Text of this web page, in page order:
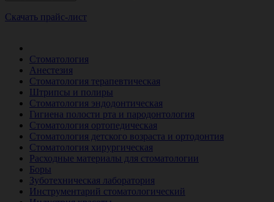
Скачать прайс-лист
Стоматология
Анестезия
Стоматология терапевтическая
Штрипсы и полиры
Стоматология эндодонтическая
Гигиена полости рта и пародонтология
Стоматология ортопедическая
Стоматология детского возраста и ортодонтия
Стоматология хирургическая
Расходные материалы для стоматологии
Боры
Зуботехническая лаборатория
Инструментарий стоматологический